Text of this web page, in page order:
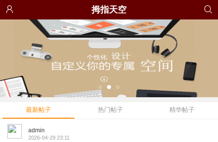
最新帖子 热门帖子 精华帖子
admin
2026-04-29 23:11
拇指天空